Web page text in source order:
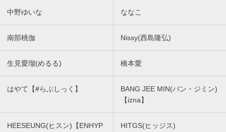
中野ゆいな ななこ
南部桃伽 Nissy(西島隆弘)
生見愛瑠(めるる) 橋本愛
はやて【#らぶしっく】
BANG JEE MIN(バン・ジミン)
【izna】
HEESEUNG(ヒスン)【ENHYP
HITGS(ヒッジス)